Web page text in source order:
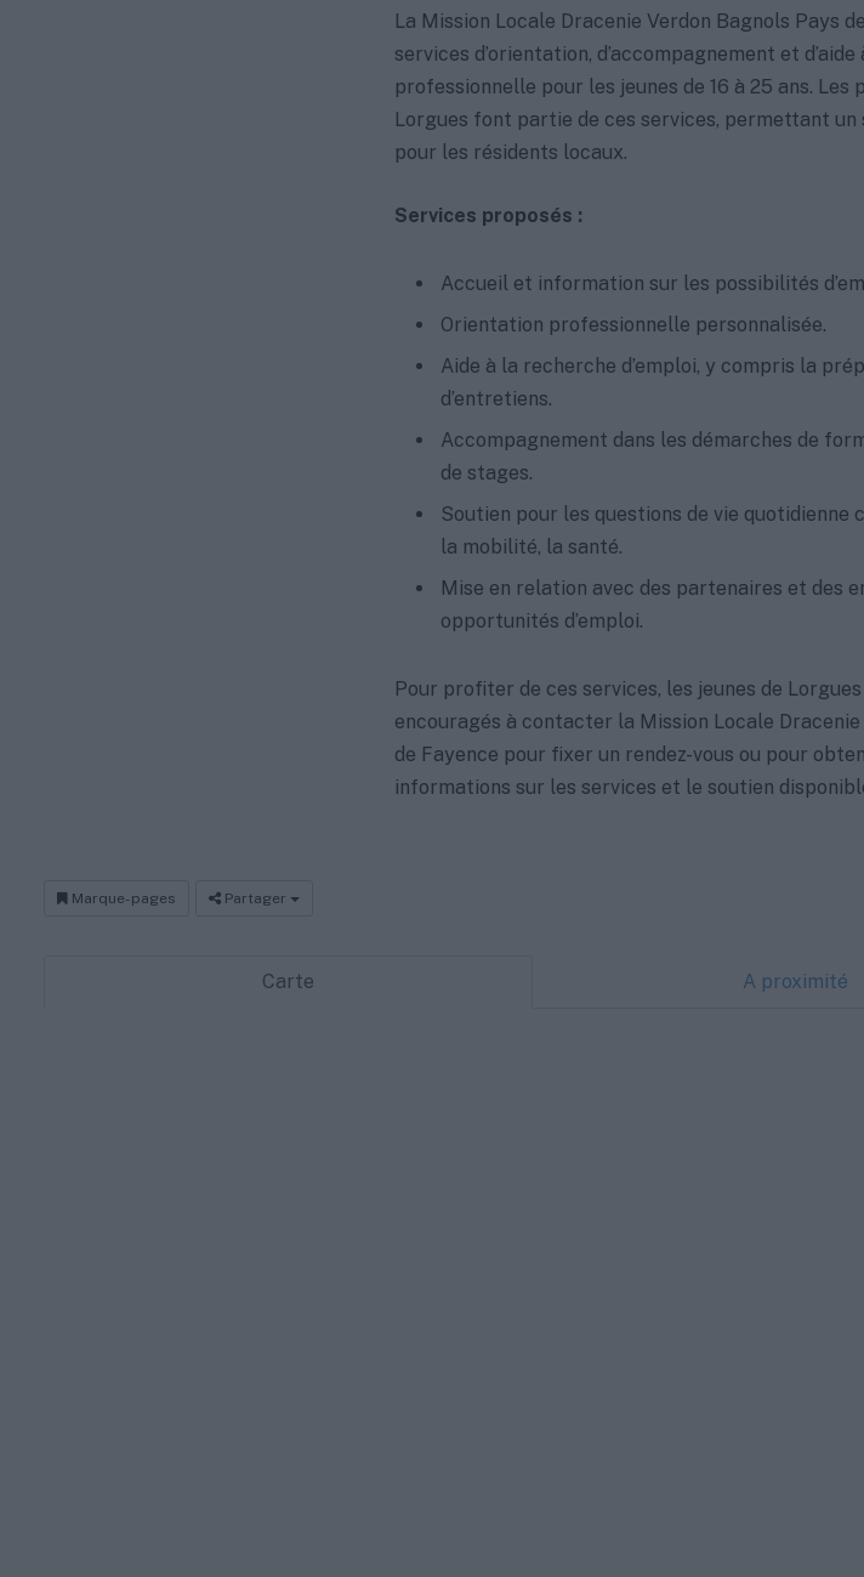
La Mission Locale Dracenie Verdon Bagnols Pays
services d’orientation, d’accompagnement et d’aide
professionnelle pour les jeunes de 16 à 25 ans. Les
Lorgues font partie de ces services, permettant un
pour les résidents locaux.
Services proposés :
Accueil et information sur les possibilités
Orientation professionnelle personnalisée.
Aide à la recherche d’emploi, y compris la
d’entretiens.
Accompagnement dans les démarches de
de stages.
Soutien pour les questions de vie quotidienne
la mobilité, la santé.
Mise en relation avec des partenaires et des
opportunités d’emploi.
Pour profiter de ces services, les jeunes de
encouragés à contacter la Mission Locale
de Fayence pour fixer un rendez-vous ou pour
informations sur les services et le soutien
Marque-pages Partager
Carte A proximité